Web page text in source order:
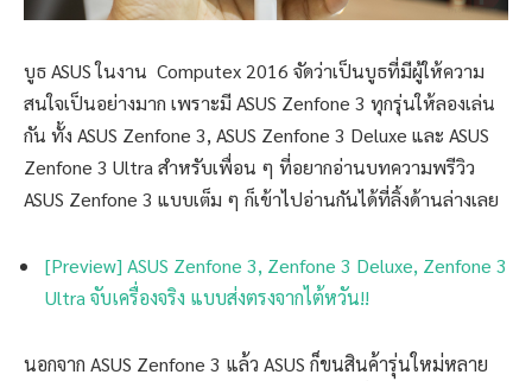
บูธ ASUS ในงาน Computex 2016 จัดว่าเป็นบูธที่มีผู้ให้ความ
สนใจเป็นอย่างมาก เพราะมี ASUS Zenfone 3 ทุกรุ่นให้ลองเล่น
กัน ทั้ง ASUS Zenfone 3, ASUS Zenfone 3 Deluxe และ ASUS
Zenfone 3 Ultra สำหรับเพื่อน ๆ ที่อยากอ่านบทความพรีวิว
ASUS Zenfone 3 แบบเต็ม ๆ ก็เข้าไปอ่านกันได้ที่ลิ้งด้านล่างเลย
[Preview] ASUS Zenfone 3, Zenfone 3 Deluxe, Zenfone 3
Ultra จับเครื่องจริง แบบส่งตรงจากไต้หวัน!!
นอกจาก ASUS Zenfone 3 แล้ว ASUS ก็ขนสินค้ารุ่นใหม่หลาย